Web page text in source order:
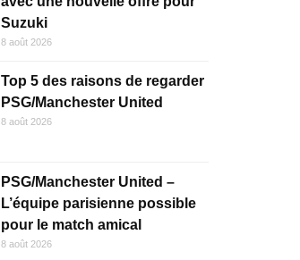
Suzuki
8 août 2026
Top 5 des raisons de regarder
PSG/Manchester United
8 août 2026
PSG/Manchester United –
L’équipe parisienne possible
pour le match amical
8 août 2026